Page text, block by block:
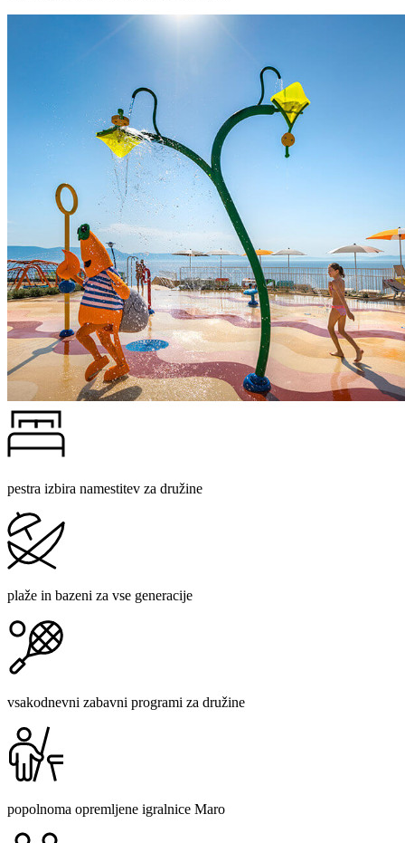
pestra izbira namestitev za družine
plaže in bazeni za vse generacije
vsakodnevni zabavni programi za družine
popolnoma opremljene igralnice Maro